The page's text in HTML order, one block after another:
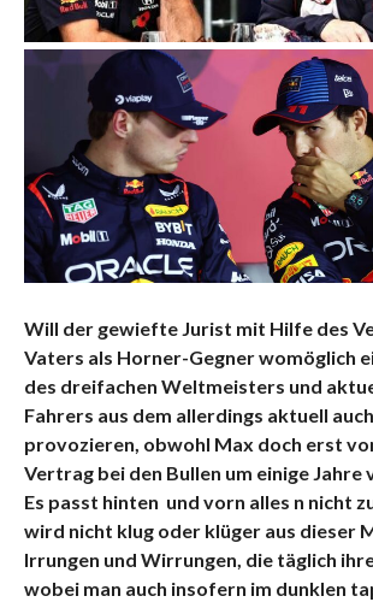
Will der gewiefte Jurist mit Hilfe des
Vaters als Horner-Gegner womöglich
des dreifachen Weltmeisters und
Fahrers aus dem allerdings aktuell
provozieren, obwohl Max doch erst
Vertrag bei den Bullen um einige Jahre
Es passt hinten und vorn alles n nicht
wird nicht klug oder klüger aus dieser
Irrungen und Wirrungen, die täglich ihre
wobei man auch insofern im dunklen